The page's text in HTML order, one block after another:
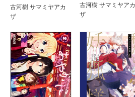
古河樹 サマミヤアカ
ザ
古河樹 サマミヤアカ
ザ